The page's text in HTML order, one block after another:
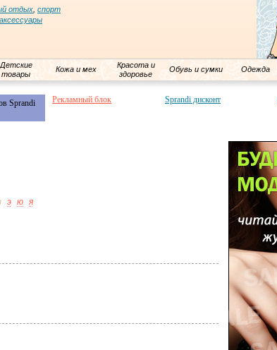
отдых спорт
аксессуары
Детские
товары
Кожа и мех
Красота и
здоровье
Обувь и сумки Одежда
Sprandi Рекламный блок Sprandi дисконт
э ю я